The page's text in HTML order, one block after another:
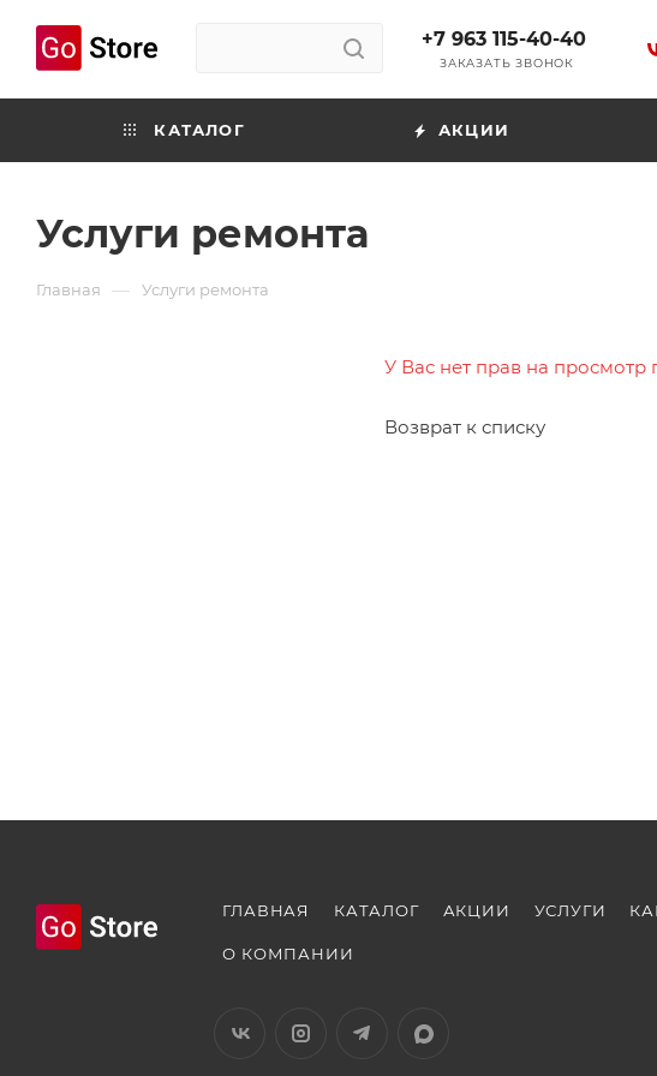
+7 963 115-40-40
ЗАКАЗАТЬ ЗВОНОК
КАТАЛОГ АКЦИИ
Услуги ремонта
Главная — Услуги ремонта
У Вас нет прав на просмотр
Возврат к списку
ГЛАВНАЯ КАТАЛОГ АКЦИИ УСЛУГИ
О КОМПАНИИ